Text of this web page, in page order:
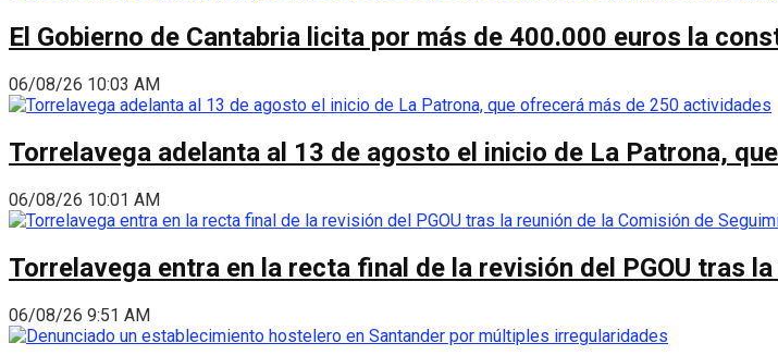
El Gobierno de Cantabria licita por más de 400.000 euros la
06/08/26 10:03 AM
Torrelavega adelanta al 13 de agosto el inicio de La Patrona,
06/08/26 10:01 AM
Torrelavega entra en la recta final de la revisión del PGOU tras
06/08/26 9:51 AM